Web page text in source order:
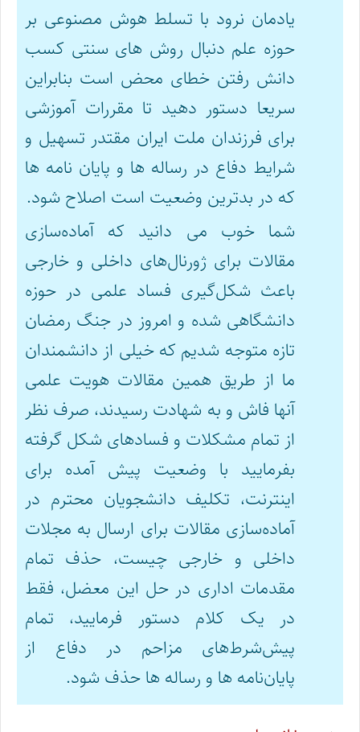
یادمان نرود با تسلط هوش مصنوعی بر
حوزه علم دنبال روش های سنتی کسب
دانش رفتن خطای محض است بنابراین
سریعا دستور دهید تا مقررات آموزشی
برای فرزندان ملت ایران مقتدر تسهیل و
شرایط دفاع در رساله ها و پایان نامه ها
که در بدترین وضعیت است اصلاح شود.
شما خوب می دانید که آماده‌سازی
مقالات برای ژورنال‌های داخلی و خارجی
باعث شکل‌گیری فساد علمی در حوزه
دانشگاهی شده و امروز در جنگ رمضان
تازه متوجه شدیم که خیلی از دانشمندان
ما از طریق همین مقالات هویت علمی
آنها فاش و به شهادت رسیدند، صرف نظر
از تمام مشکلات و فسادهای شکل گرفته
بفرمایید با وضعیت پیش آمده برای
اینترنت، تکلیف دانشجویان محترم در
آماده‌سازی مقالات برای ارسال به مجلات
داخلی و خارجی چیست، حذف تمام
مقدمات اداری در حل این معضل، فقط
در یک کلام دستور فرمایید، تمام
پیش‌شرط‌های مزاحم در دفاع از
پایان‌نامه ها و رساله ها حذف شود.